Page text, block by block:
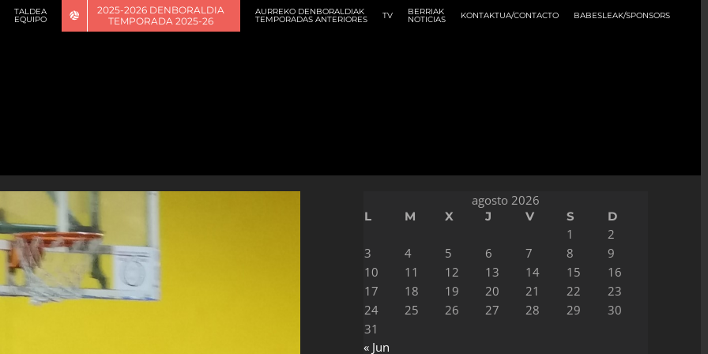
TALDEA
EQUIPO
2025-2026 DENBORALDIA
TEMPORADA 2025-26
AURREKO DENBORALDIAK
TEMPORADAS ANTERIORES TV BERRIAK
NOTICIAS KONTAKTUA/CONTACTO BABESLEAK/SPONSORS
agosto 2026
L M X J V S D
1
2
3
4 5 6 7 8
9
10
11 12 13 14 15
16
17
18 19 20 21 22
23
24
25 26 27 28 29
30
31
« Jun